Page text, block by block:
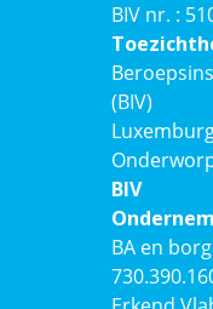
BIV nr. :
(BIV)
BIV
BA en